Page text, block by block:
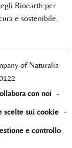
Bioearth per
e sostenibile.
of Naturalia
con noi -
scelte sui cookie -
e controllo